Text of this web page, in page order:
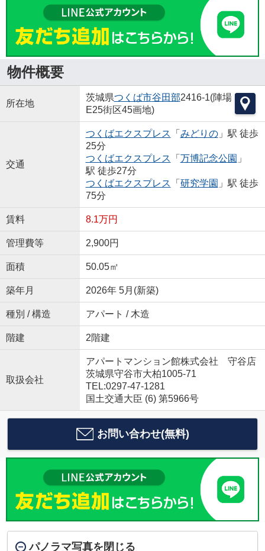
物件概要
所在地
茨城県つくば市谷田部2416-1(陣場
E25街区45画地)
交通
つくばエクスプレス 「 みどりの」駅 徒歩
25分
つくばエクスプレス 「 万博記念公園 」
駅 徒歩27分
つくばエクスプレス 「 研究学園 」駅 徒歩
75分
賃料 8.1万円
管理費等 2,900円
面積 50.05㎡
築年月 2026年 5月(新築)
種別 / 構造 アパート / 木造
階建 2階建
取扱会社
アパートマンション館株式会社 守谷店
茨城県守谷市大柏1005-71
TEL:0297-47-1281
国土交通大臣 (6) 第5966号
お問い合わせ(無料)
パノラマ写真を閉じる